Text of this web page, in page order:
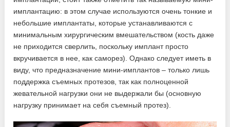
имплантацию: в этом случае используются очень тонкие и
небольшие имплантаты, которые устанавливаются с
минимальным хирургическим вмешательством (кость даже
не приходится сверлить, поскольку имплант просто
вкручивается в нее, как саморез). Однако следует иметь в
виду, что предназначение мини-имплантов – только лишь
поддержка съемных протезов, так как полноценной
жевательной нагрузки они не выдержали бы (основную
нагрузку принимает на себя съемный протез).